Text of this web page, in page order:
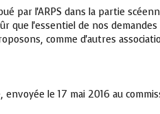
par l'ARPS dans la partie
que l'essentiel de nos
comme d'autres
le 17 mai 2016 au